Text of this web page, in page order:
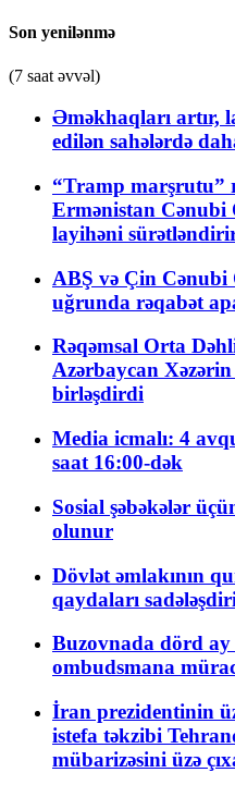
Son yenilənmə
(7 saat əvvəl)
Əməkhaqları artır,
edilən sahələrdə
“Tramp marşrutu”
Ermənistan Cənubi
layihəni
ABŞ və Çin
uğrunda rəqabət
Rəqəmsal Orta
Azərbaycan
birləşdirdi
Media icmalı: 4
saat 16:00-dək
Sosial şəbəkələr
olunur
Dövlət əmlakının
qaydaları
Buzovnada dörd
ombudsmana
İran prezidentinin
istefa təkzibi
mübarizəsini üzə